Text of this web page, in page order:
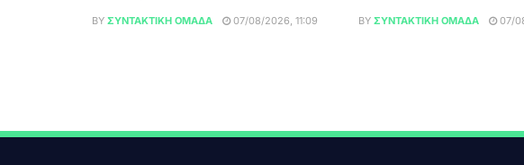
BY ΣΥΝΤΑΚΤΙΚΉ ΟΜΆΔΑ 07/08/2026, 11:09 BY ΣΥΝΤΑΚΤΙΚΉ ΟΜΆΔΑ 07/